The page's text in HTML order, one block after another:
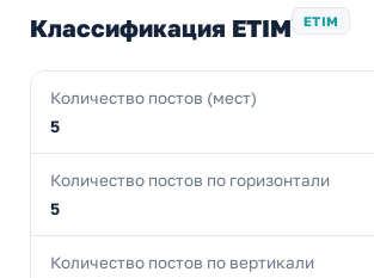
Классификация ETIM ETIM
Количество постов (мест)
5
Количество постов по горизонтали
5
Количество постов по вертикали